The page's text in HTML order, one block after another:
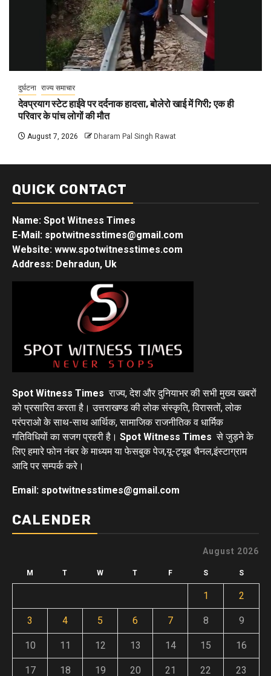
दुर्घटना राज्य समाचार
देवप्रयाग स्टेट हाईवे पर दर्दनाक हादसा, बोलेरो खाई में गिरी; एक ही
परिवार के पांच लोगों की मौत
August 7, 2026 Dharam Pal Singh Rawat
QUICK CONTACT
Name: Spot Witness Times
E-Mail: spotwitnesstimes@gmail.com
Website: www.spotwitnesstimes.com
Address: Dehradun, Uk
Spot Witness Times राज्य, देश और दुनियाभर की सभी मुख्य खबरों
को प्रसारित करता है। उत्तराखण्ड की लोक संस्कृति, विरासतों, लोक
परंपराओ के साथ-साथ आर्थिक, सामाजिक राजनीतिक व धार्मिक
गतिविधियों का सजग प्रहरी है। Spot Witness Times से जुड़ने के
लिए हमारे फोन नंबर के माध्यम या फेसबुक पेज,यू-ट्यूब चैनल,इंस्टाग्राम
आदि पर सम्पर्क करे।
Email: spotwitnesstimes@gmail.com
CALENDER
August 2026
M T W T F S S
1 2
3 4 5 6 7 8 9
10 11 12 13 14 15 16
17 18 19 20 21 22 23